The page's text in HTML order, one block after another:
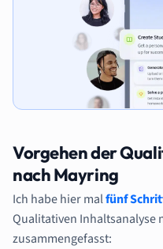
Vorgehen der
nach Mayring
Ich habe hier malfünf
Qualitativen Inhaltsanalyse
zusammengefasst: